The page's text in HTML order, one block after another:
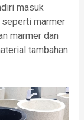
masuk
marmer
marmer dan
tambahan